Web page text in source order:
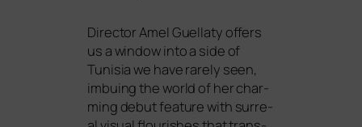
Director Amel Guellaty offers
us a win­dow into a side of
Tunisia we have rare­ly seen,
imbuing the world of her char­
ming debut fea­ture with sur­re­